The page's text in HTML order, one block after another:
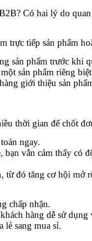
Có hai lý do
trực tiếp sản phẩm
sản phẩm trước khi
sản phẩm riêng
giới thiệu sản
thời gian để chốt
ngay.
vẫn cảm thấy
từ đó tăng cơ hội mở
chấp nhận.
hàng dễ sử dụng
lẻ sang mua sỉ.